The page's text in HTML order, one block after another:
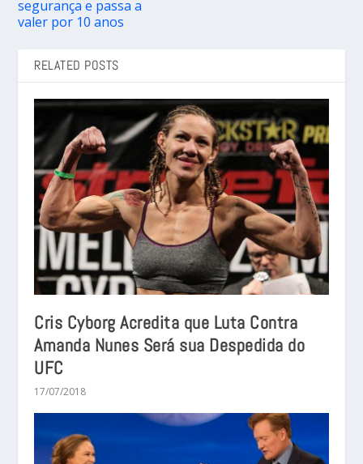
segurança e passa a
valer por 10 anos
RELATED POSTS
Cris Cyborg Acredita que Luta Contra
Amanda Nunes Será sua Despedida do
UFC
17/07/2018